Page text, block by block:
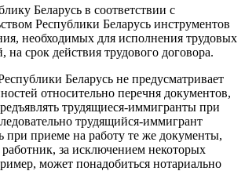
Беларусь в соответствии с
Республики Беларусь инструментов
необходимых для исполнения трудовых
на срок действия трудового договора.
Беларусь не предусматривает
относительно перечня документов,
трудящиеся-иммигранты при
трудящийся-иммигрант
при приеме на работу те же документы,
за исключением некоторых
может понадобиться нотариально